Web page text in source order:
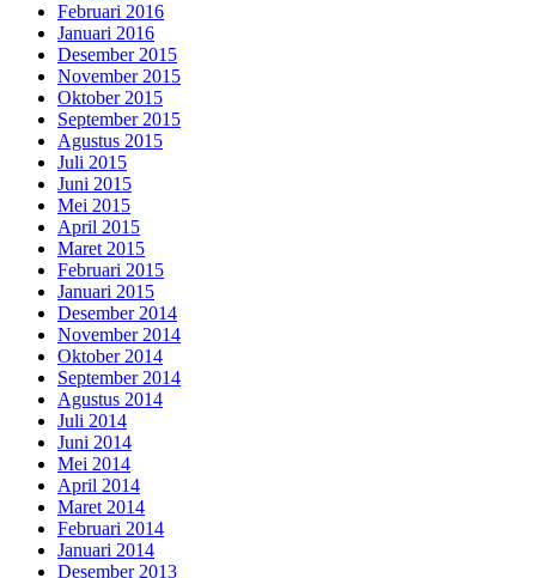
Februari 2016
Januari 2016
Desember 2015
November 2015
Oktober 2015
September 2015
Agustus 2015
Juli 2015
Juni 2015
Mei 2015
April 2015
Maret 2015
Februari 2015
Januari 2015
Desember 2014
November 2014
Oktober 2014
September 2014
Agustus 2014
Juli 2014
Juni 2014
Mei 2014
April 2014
Maret 2014
Februari 2014
Januari 2014
Desember 2013